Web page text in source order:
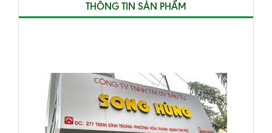
THÔNG TIN SẢN PHẨM